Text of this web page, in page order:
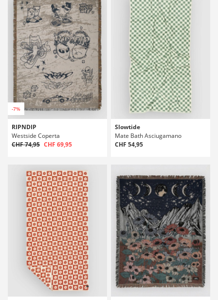
-7%
RIPNDIP
Westside Coperta
CHF 74,95 CHF 69,95
Slowtide
Mate Bath Asciugamano
CHF 54,95